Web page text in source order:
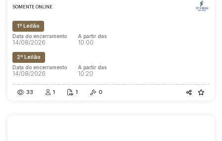
SOMENTE ONLINE
1º Leilão
Data do encerramento
14/08/2026
A partir das
10:00
2º Leilão
Data do encerramento
14/08/2026
A partir das
10:20
33 1 1 0